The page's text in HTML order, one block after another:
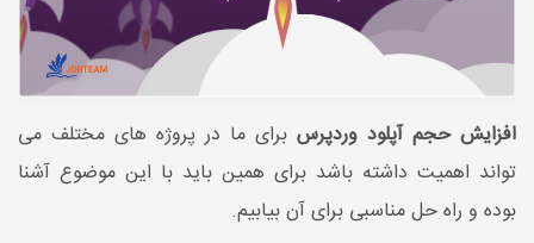
افزایش حجم آپلود وردپرس برای ما در پروژه های مختلف می
تواند اهمیت داشته باشد برای همین باید با این موضوع آشنا
بوده و راه حل مناسبی برای آن بیابیم.